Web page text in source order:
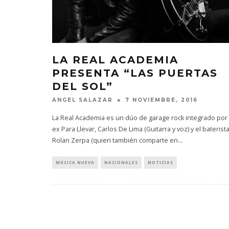
LA REAL ACADEMIA
PRESENTA “LAS PUERTAS
DEL SOL”
ANGEL SALAZAR 7 NOVIEMBRE, 2016
La Real Academia es un dúo de garage rock integrado por
ex Para Llevar, Carlos De Lima (Guitarra y voz) y el baterista
Rolan Zerpa (quien también comparte en...
MÚSICA NUEVA NACIONALES NOTICIAS